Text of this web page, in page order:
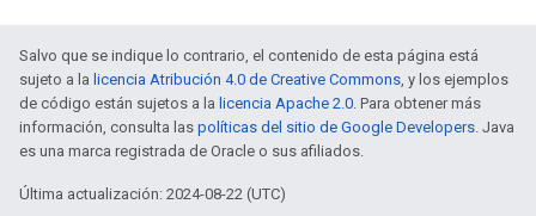
Salvo que se indique lo contrario, el contenido de esta página está
sujeto a la licencia Atribución 4.0 de Creative Commons, y los ejemplos
de código están sujetos a la licencia Apache 2.0. Para obtener más
información, consulta las políticas del sitio de Google Developers. Java
es una marca registrada de Oracle o sus afiliados.
Última actualización: 2024-08-22 (UTC)